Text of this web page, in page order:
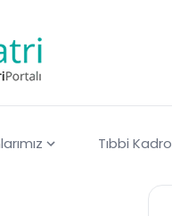
Tıbbi Kadro